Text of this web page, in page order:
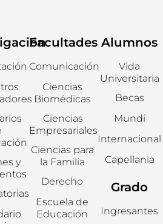
y
Facultades
Comunicación
Ciencias
Biomédicas
Ciencias
Empresariales
Ciencias para
la Familia
Derecho
Escuela de
Educación
Alumnos
Vida
Universitaria
Becas
Mundi
Internacional
Capellania
Grado
Ingresantes